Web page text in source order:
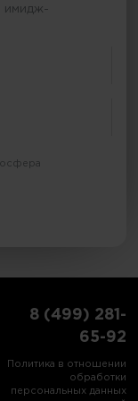
имидж-
8 (499) 281-
65-92
Политика в отношении
обработки
персональных данных